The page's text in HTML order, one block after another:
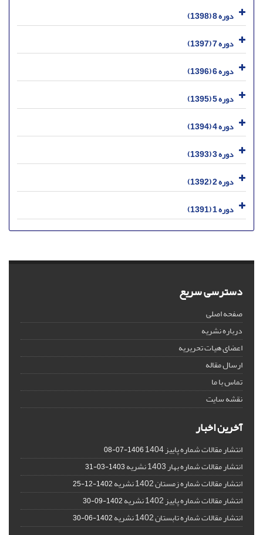
دوره 8 (1398)
دوره 7 (1397)
دوره 6 (1396)
دوره 5 (1395)
دوره 4 (1394)
دوره 3 (1393)
دوره 2 (1392)
دوره 1 (1391)
دسترسی سریع
صفحه اصلی
درباره نشریه
اعضای هیات تحریریه
ارسال مقاله
تماس با ما
نقشه سایت
آخرین اخبار
انتشار مقالات شماره پاییز 1404 1406-07-08
انتشار مقالات شماره بهار 1403 نشریه 1403-03-31
انتشار مقالات شماره زمستان 1402 نشریه 1402-12-25
انتشار مقالات شماره پاییز 1402 نشریه 1402-09-30
انتشار مقالات شماره تابستان 1402 نشریه 1402-06-30